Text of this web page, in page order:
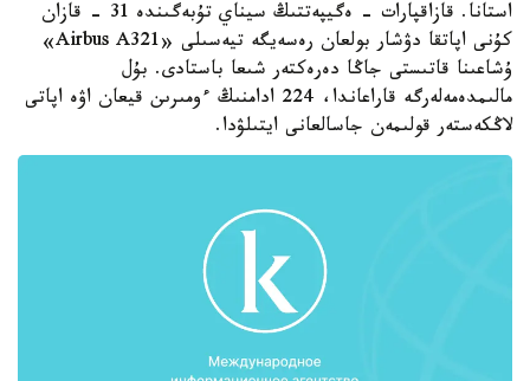
استانا. قازاقپارات - ەگيپەتتىڭ سيناي تۇبەگىندە 31 - قازان
كۇنى اپاتقا دۋشار بولعان رەسەيگە تيەسىلى «Airbus A321»
ۇشاعىنا قاتىستى جاڭا دەرەكتەر شىعا باستادى. بۇل
مالىمدەمەلەرگە قاراعاندا، 224 ادامنىڭ ءومىرىن قيعان اۋە اپاتى
لاڭكەستەر قولىمەن جاسالعانى ايتىلۋدا.